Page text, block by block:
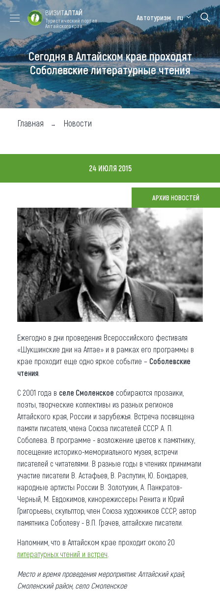
Форум VISIT
ALTAI
Цветение
маральника
Медицинский
форум
Алтайская
зимовка
Туры
Где побывать
Чем заняться
Где остановиться
Новости
Что привезти (сувениры)
О регионе
Коллекция впечатлений
Другие рубрики
ВИЗИТАЛТАЙ
Туристический портал
Алтайского края
Автотуризм ru
Сегодня в Алтайском крае проходят
Соболевские литературные чтения
Главная Новости
24 ИЮЛЯ 2015
АРХИВ НОВОСТЕЙ
Ежегодно в дни проведения Всероссийского фестиваля
«Шукшинские дни на Алтае» и в рамках его программы в
крае проходит еще одно яркое событие – Соболевские
чтения
С 2001 года в селе Смоленское собираются прозаики,
поэты, творческие коллективы из разных регионов
Алтайского края, России и зарубежья. Встреча посвящена
памяти писателя, члена Союза писателей СССР А. П.
Соболева. В программе - возложение цветов к памятнику,
посещение историко-мемориального музея, встречи
писателей с читателями. В разные годы в чтениях принимали
участие писатели В. Астафьев, В. Распутин, Ю. Бондарев,
народные артисты России В. Золотухин, А. Панкратов-
Черный, М. Евдокимов, кинорежиссеры Ренита и Юрий
Григорьевы, скульптор, член Союза художников СССР, автор
памятника Соболеву - В.П. Грачев, алтайские писатели.
Напомним, что в Алтайском крае проходит около 20
литературных чтений и встреч
Место и время проведения мероприятия: Алтайский край,
Смоленский район, село Смоленское